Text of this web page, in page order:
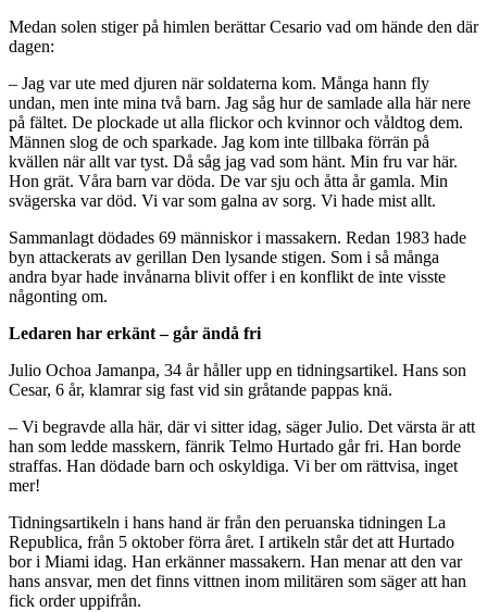
Medan solen stiger på himlen berättar Cesario vad om hände den där
dagen:
– Jag var ute med djuren när soldaterna kom. Många hann fly
undan, men inte mina två barn. Jag såg hur de samlade alla här nere
på fältet. De plockade ut alla flickor och kvinnor och våldtog dem.
Männen slog de och sparkade. Jag kom inte tillbaka förrän på
kvällen när allt var tyst. Då såg jag vad som hänt. Min fru var här.
Hon grät. Våra barn var döda. De var sju och åtta år gamla. Min
svägerska var död. Vi var som galna av sorg. Vi hade mist allt.
Sammanlagt dödades 69 människor i massakern. Redan 1983 hade
byn attackerats av gerillan Den lysande stigen. Som i så många
andra byar hade invånarna blivit offer i en konflikt de inte visste
någonting om.
Ledaren har erkänt – går ändå fri
Julio Ochoa Jamanpa, 34 år håller upp en tidningsartikel. Hans son
Cesar, 6 år, klamrar sig fast vid sin gråtande pappas knä.
– Vi begravde alla här, där vi sitter idag, säger Julio. Det värsta är att
han som ledde masskern, fänrik Telmo Hurtado går fri. Han borde
straffas. Han dödade barn och oskyldiga. Vi ber om rättvisa, inget
mer!
Tidningsartikeln i hans hand är från den peruanska tidningen La
Republica, från 5 oktober förra året. I artikeln står det att Hurtado
bor i Miami idag. Han erkänner massakern. Han menar att den var
hans ansvar, men det finns vittnen inom militären som säger att han
fick order uppifrån.